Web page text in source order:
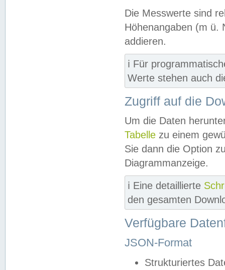
Die Messwerte sind
Höhenangaben (m ü.
addieren.
ℹ️ Für
Werte stehen auch
Zugriff auf die
Um die Daten
Tabelle zu einem
Sie dann die Option
Diagrammanzeige.
ℹ️ Eine detaillierte
den gesamten
Verfügbare
JSON-Format
Strukturiertes